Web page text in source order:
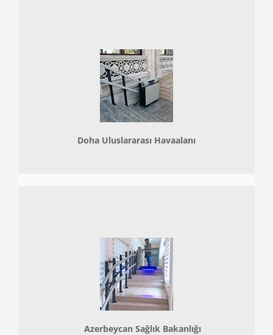
Doha Uluslararası Havaalanı
Azerbeycan Sağlık Bakanlığı